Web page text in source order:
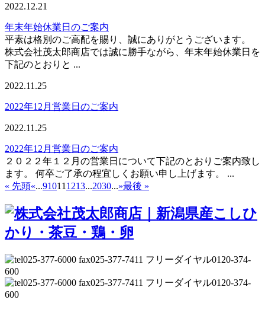
2022.12.21
年末年始休業日のご案内
平素は格別のご高配を賜り、誠にありがとうございます。
株式会社茂太郎商店では誠に勝手ながら、年末年始休業日を
下記のとおりと ...
2022.11.25
2022年12月営業日のご案内
2022.11.25
2022年12月営業日のご案内
２０２２年１２月の営業日について下記のとおりご案内致し
ます。 何卒ご了承の程宜しくお願い申し上げます。 ...
« 先頭«...91011 1213...2030...»最後 »